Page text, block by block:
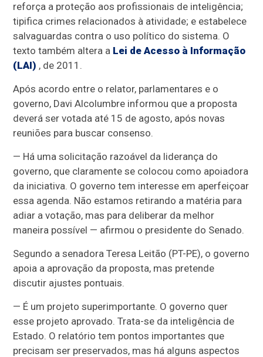
reforça a proteção aos profissionais de inteligência;
tipifica crimes relacionados à atividade; e estabelece
salvaguardas contra o uso político do sistema. O
texto também altera a Lei de Acesso à Informação
(LAI) , de 2011.
Após acordo entre o relator, parlamentares e o
governo, Davi Alcolumbre informou que a proposta
deverá ser votada até 15 de agosto, após novas
reuniões para buscar consenso.
— Há uma solicitação razoável da liderança do
governo, que claramente se colocou como apoiadora
da iniciativa. O governo tem interesse em aperfeiçoar
essa agenda. Não estamos retirando a matéria para
adiar a votação, mas para deliberar da melhor
maneira possível — afirmou o presidente do Senado.
Segundo a senadora Teresa Leitão (PT-PE), o governo
apoia a aprovação da proposta, mas pretende
discutir ajustes pontuais.
— É um projeto superimportante. O governo quer
esse projeto aprovado. Trata-se da inteligência de
Estado. O relatório tem pontos importantes que
precisam ser preservados, mas há alguns aspectos